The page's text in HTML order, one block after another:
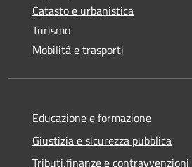
Catasto e urbanistica
Turismo
Mobilità e trasporti
Educazione e formazione
Giustizia e sicurezza pubblica
Tributi,finanze e contravvenzioni